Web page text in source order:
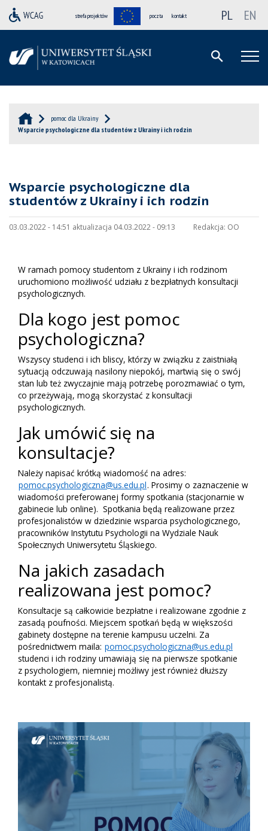
strefa projektów poczta kontakt PL EN
pomoc dla Ukrainy
Wsparcie psychologiczne dla studentów z Ukrainy i ich rodzin
Wsparcie psychologiczne dla
studentów z Ukrainy i ich rodzin
03.03.2022 - 14:51 aktualizacja 04.03.2022 - 09:13 Redakcja: OO
W ramach pomocy studentom z Ukrainy i ich rodzinom
uruchomiono możliwość udziału z bezpłatnych konsultacji
psychologicznych.
Dla kogo jest pomoc
psychologiczna?
Wszyscy studenci i ich bliscy, którzy w związku z zaistniałą
sytuacją odczuwają nasilony niepokój, martwią się o swój
stan lub też zwyczajnie mają potrzebę porozmawiać o tym,
co przeżywają, mogą skorzystać z konsultacji
psychologicznych.
Jak umówić się na
konsultacje?
Należy napisać krótką wiadomość na adres:
pomoc.psychologiczna@us.edu.pl. Prosimy o zaznaczenie w
wiadomości preferowanej formy spotkania (stacjonarnie w
gabinecie lub online). Spotkania będą realizowane przez
profesjonalistów w dziedzinie wsparcia psychologicznego,
pracowników Instytutu Psychologii na Wydziale Nauk
Społecznych Uniwersytetu Śląskiego.
Na jakich zasadach
realizowana jest pomoc?
Konsultacje są całkowicie bezpłatne i realizowane zgodnie z
zasadą poufności. Miejscem spotkań będą w większości
gabinety dostępne na terenie kampusu uczelni. Za
pośrednictwem maila: pomoc.psychologiczna@us.edu.pl
studenci i ich rodziny umawiają się na pierwsze spotkanie
z psychologiem, niemniej możliwy jest również dłuższy
kontakt z profesjonalistą.